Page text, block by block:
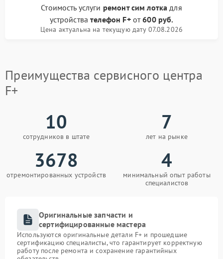
Стоимость услуги ремонт сим лотка для
устройствателефон F+от600 руб.
Цена актуальна на текущую дату 07.08.2026
Преимущества сервисного центра
F+
10
сотрудников в штате
7
лет на рынке
3678
отремонтированных устройств
4
минимальный опыт работы
специалистов
Оригинальные запчасти и
сертифицированные мастера
Используются оригинальные детали F+ и прошедшие
сертификацию специалисты, что гарантирует корректную
работу после ремонта и сохранение гарантийных